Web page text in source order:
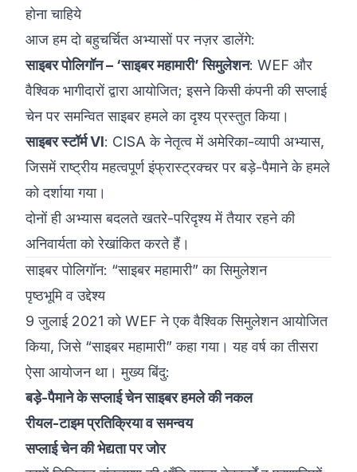
होना चाहिये
आज हम दो बहुचर्चित अभ्यासों पर नज़र डालेंगे:
साइबर पोलिगॉन – ‘साइबर महामारी’ सिमुलेशन: WEF और
वैश्विक भागीदारों द्वारा आयोजित; इसने किसी कंपनी की सप्लाई
चेन पर समन्वित साइबर हमले का दृश्य प्रस्तुत किया।
साइबर स्टॉर्म VI: CISA के नेतृत्व में अमेरिका-व्यापी अभ्यास,
जिसमें राष्ट्रीय महत्वपूर्ण इंफ्रास्ट्रक्चर पर बड़े-पैमाने के हमले
को दर्शाया गया।
दोनों ही अभ्यास बदलते खतरे-परिदृश्य में तैयार रहने की
अनिवार्यता को रेखांकित करते हैं।
साइबर पोलिगॉन: “साइबर महामारी” का सिमुलेशन
पृष्ठभूमि व उद्देश्य
9 जुलाई 2021 को WEF ने एक वैश्विक सिमुलेशन आयोजित
किया, जिसे “साइबर महामारी” कहा गया। यह वर्ष का तीसरा
ऐसा आयोजन था। मुख्य बिंदु:
बड़े-पैमाने के सप्लाई चेन साइबर हमले की नकल
रीयल-टाइम प्रतिक्रिया व समन्वय
सप्लाई चेन की भेद्यता पर जोर